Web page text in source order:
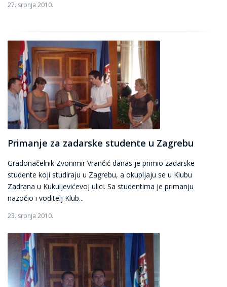
27. srpnja 2010.
Primanje za zadarske studente u Zagrebu
Gradonačelnik Zvonimir Vrančić danas je primio zadarske
studente koji studiraju u Zagrebu, a okupljaju se u Klubu
Zadrana u Kukuljevićevoj ulici. Sa studentima je primanju
nazočio i voditelj Klub...
23. srpnja 2010.